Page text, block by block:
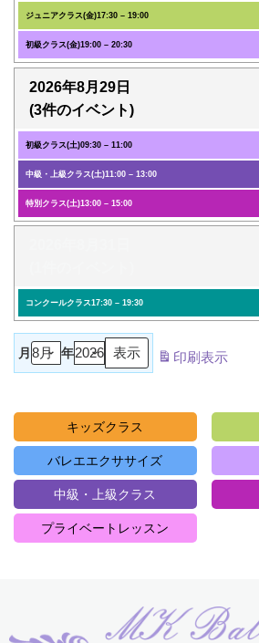
ジュニアクラス(金)17:30 – 19:00
初級クラス(金)19:00 – 20:30
2026年8月29日
(3件のイベント)
初級クラス(土)09:30 – 11:00
中級・上級クラス(土)11:00 – 13:00
特別クラス(土)13:00 – 15:00
コンクールクラス17:30 – 19:30
月 年 印刷表示
キッズクラス
バレエエクササイズ
中級・上級クラス
プライベートレッスン